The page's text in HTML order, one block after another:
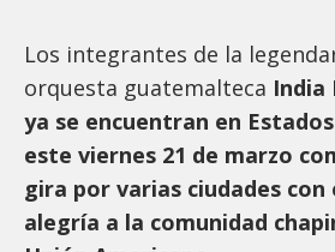
Los integrantes de la
orquesta guatemalteca India
ya se encuentran en
este viernes 21 de marzo
gira por varias ciudades
alegría a la comunidad